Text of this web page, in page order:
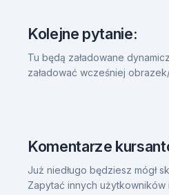
Kolejne pytanie:
Tu będą załadowane
załadować wcześniej
Komentarze
Już niedługo będziesz mógł
Zapytać innych użytkowników